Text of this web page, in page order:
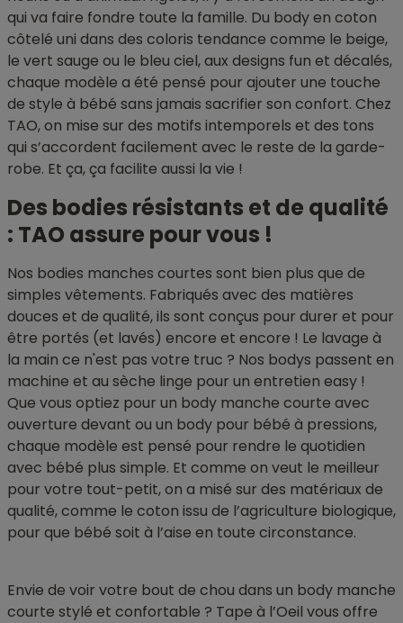
qui va faire fondre toute la famille. Du body en coton
côtelé uni dans des coloris tendance comme le beige,
le vert sauge ou le bleu ciel, aux designs fun et décalés,
chaque modèle a été pensé pour ajouter une touche
de style à bébé sans jamais sacrifier son confort. Chez
TAO, on mise sur des motifs intemporels et des tons
qui s’accordent facilement avec le reste de la garde-
robe. Et ça, ça facilite aussi la vie !
Des bodies résistants et de qualité
: TAO assure pour vous !
Nos bodies manches courtes sont bien plus que de
simples vêtements. Fabriqués avec des matières
douces et de qualité, ils sont conçus pour durer et pour
être portés (et lavés) encore et encore ! Le lavage à
la main ce n'est pas votre truc ? Nos bodys passent en
machine et au sèche linge pour un entretien easy !
Que vous optiez pour un body manche courte avec
ouverture devant ou un body pour bébé à pressions,
chaque modèle est pensé pour rendre le quotidien
avec bébé plus simple. Et comme on veut le meilleur
pour votre tout-petit, on a misé sur des matériaux de
qualité, comme le coton issu de l’agriculture biologique,
pour que bébé soit à l’aise en toute circonstance.
Envie de voir votre bout de chou dans un body manche
courte stylé et confortable ? Tape à l’Oeil vous offre